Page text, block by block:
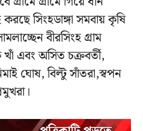
সিংহডাঙ্গা সমবায় কৃষি
বীরসিংহ গ্রাম
এবং অসিত চক্রবর্তী,
ঘোষ, বিল্টু সাঁতরা,স্বপন